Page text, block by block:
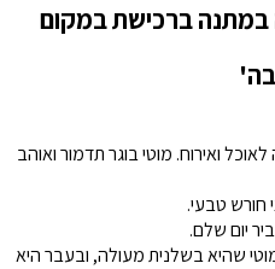
במתנה ברכישת במקום
ואירוח. מוטי בוגר תדמור ואוהב
חורש טבעי.
יום שלם.
שהיא בשלנית מעולה, ובעבר היא